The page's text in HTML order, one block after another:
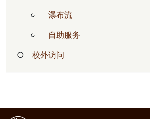
瀑布流
自助服务
校外访问